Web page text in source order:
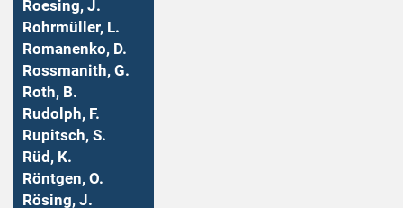
Roesing, J.
Rohrmüller, L.
Romanenko, D.
Rossmanith, G.
Roth, B.
Rudolph, F.
Rupitsch, S.
Rüd, K.
Röntgen, O.
Rösing, J.